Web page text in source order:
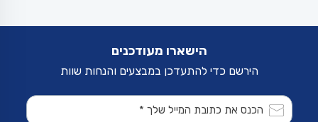
הישארו מעודכנים
הירשם כדי להתעדכן במבצעים והנחות שוות